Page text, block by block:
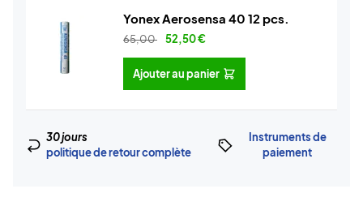
Yonex Aerosensa 40 12 pcs.
65,00 52,50€
Ajouter au panier
30 jours
politique de retour complète
Instruments de
paiement